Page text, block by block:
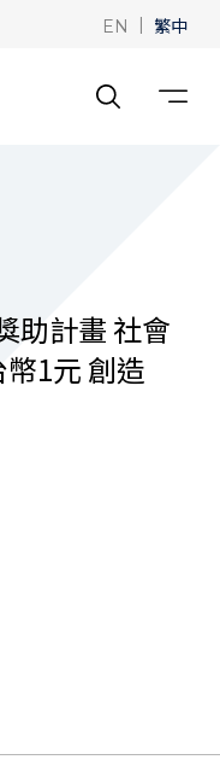
EN | 繁中
助計畫 社會
1元 創造